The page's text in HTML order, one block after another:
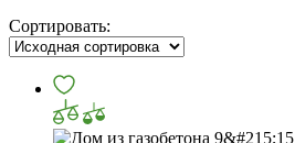
Сортировать: